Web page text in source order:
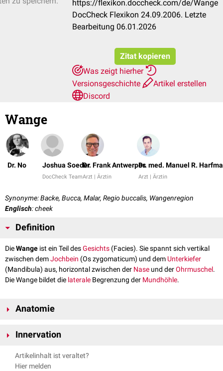
https://flexikon.doccheck.com/de/Wange
DocCheck Flexikon 24.09.2006. Letzte
Bearbeitung 06.01.2026
Zitat kopieren
Was zeigt hierher
Versionsgeschichte
Artikel erstellen
Discord
Wange
Dr. No Joshua Soeder
DocCheck Team
Dr. Frank Antwerpes
Arzt | Ärztin
Dr. med. Manuel R.
Arzt | Ärztin
Synonyme: Backe, Bucca, Malar, Regio buccalis, Wangenregion
Englisch: cheek
Definition
DieWange ist ein Teil desGesichts (Facies). Sie spannt sich vertikal
zwischen demJochbein (Os zygomaticum) und dem Unterkiefer
(Mandibula) aus, horizontal zwischen der Nase und derOhrmuschel.
Die Wange bildet die laterale Begrenzung der Mundhöhle.
Anatomie
bezeichnet. Sie liegt unterhalb der
Innervation
Die Haut der Wange wird im
Teil durch den
Artikelinhalt ist veraltet?
Hier melden